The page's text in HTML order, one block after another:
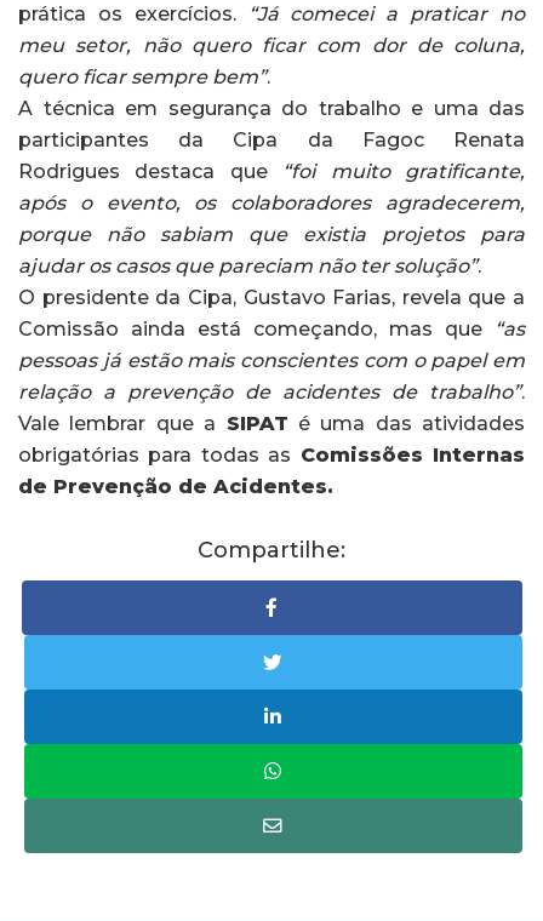
prática os exercícios.
“Já comecei a praticar no
meu setor, não quero ficar com dor de coluna,
quero ficar sempre bem”.
A técnica em segurança do trabalho e uma das
participantes da Cipa da Fagoc Renata
Rodrigues destaca que
“foi muito gratificante,
após o evento, os colaboradores agradecerem,
porque não sabiam que existia projetos para
ajudar os casos que pareciam não ter solução”.
O presidente da Cipa, Gustavo Farias, revela que a
Comissão ainda está começando, mas que
“as
pessoas já estão mais conscientes com o papel em
relação a prevenção de acidentes de trabalho”.
Vale lembrar que a SIPAT é uma das atividades
obrigatórias para todas as Comissões Internas
de Prevenção de Acidentes.
Compartilhe: